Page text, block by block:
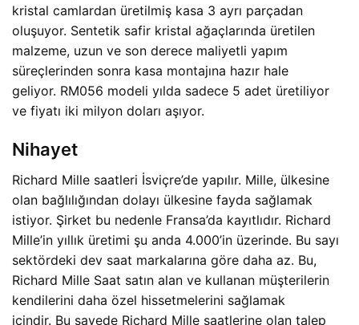
kristal camlardan üretilmiş kasa 3 ayrı parçadan
oluşuyor. Sentetik safir kristal ağaçlarında üretilen
malzeme, uzun ve son derece maliyetli yapım
süreçlerinden sonra kasa montajına hazır hale
geliyor. RM056 modeli yılda sadece 5 adet üretiliyor
ve fiyatı iki milyon doları aşıyor.
Nihayet
Richard Mille saatleri İsviçre’de yapılır. Mille, ülkesine
olan bağlılığından dolayı ülkesine fayda sağlamak
istiyor. Şirket bu nedenle Fransa’da kayıtlıdır. Richard
Mille’in yıllık üretimi şu anda 4.000’in üzerinde. Bu sayı
sektördeki dev saat markalarına göre daha az. Bu,
Richard Mille Saat satın alan ve kullanan müşterilerin
kendilerini daha özel hissetmelerini sağlamak
içindir. Bu sayede Richard Mille saatlerine olan talep